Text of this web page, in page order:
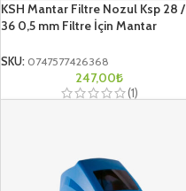
KSH Mantar Filtre Nozul Ksp 28 /
36 0,5 mm Filtre İçin Mantar
SKU: 0747577426368
247,00₺
(1)